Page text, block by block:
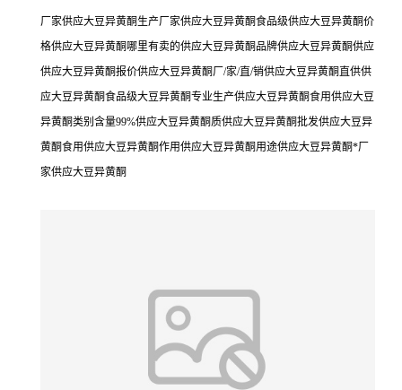
厂家供应大豆异黄酮生产厂家供应大豆异黄酮食品级供应大豆异黄酮价
格供应大豆异黄酮哪里有卖的供应大豆异黄酮品牌供应大豆异黄酮供应
供应大豆异黄酮报价供应大豆异黄酮厂/家/直/销供应大豆异黄酮直供供
应大豆异黄酮食品级大豆异黄酮专业生产供应大豆异黄酮食用供应大豆
异黄酮类别含量99%供应大豆异黄酮质供应大豆异黄酮批发供应大豆异
黄酮食用供应大豆异黄酮作用供应大豆异黄酮用途供应大豆异黄酮*厂
家供应大豆异黄酮